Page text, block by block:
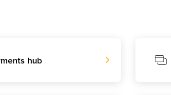
hub